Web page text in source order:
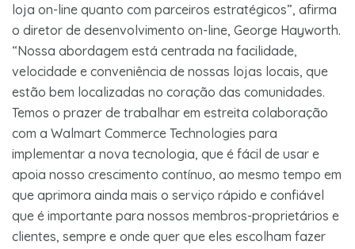
loja on-line quanto com parceiros estratégicos”, afirma
o diretor de desenvolvimento on-line, George Hayworth.
“Nossa abordagem está centrada na facilidade,
velocidade e conveniência de nossas lojas locais, que
estão bem localizadas no coração das comunidades.
Temos o prazer de trabalhar em estreita colaboração
com a Walmart Commerce Technologies para
implementar a nova tecnologia, que é fácil de usar e
apoia nosso crescimento contínuo, ao mesmo tempo em
que aprimora ainda mais o serviço rápido e confiável
que é importante para nossos membros-proprietários e
clientes, sempre e onde quer que eles escolham fazer